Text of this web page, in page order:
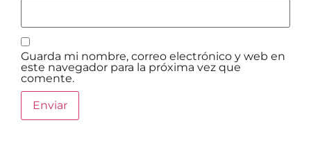
Guarda mi nombre, correo electrónico y web en
este navegador para la próxima vez que
comente.